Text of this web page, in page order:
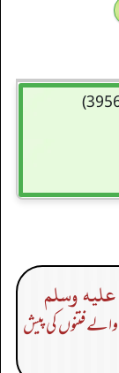
وسلم
فتنوں کی پیش